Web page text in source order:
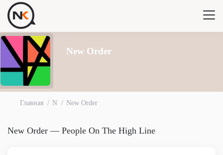
New Order
Главная N New Order
New Order — People On The High Line